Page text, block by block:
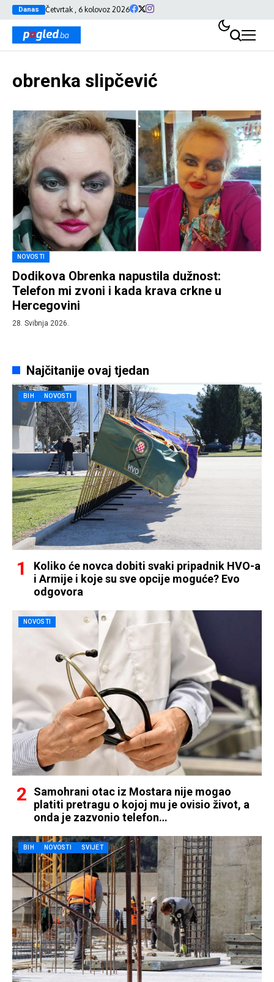
Danas Četvrtak , 6 kolovoz 2026
obrenka slipčević
NOVOSTI
Dodikova Obrenka napustila dužnost:
Telefon mi zvoni i kada krava crkne u
Hercegovini
28. Svibnja 2026.
Najčitanije ovaj tjedan
BIH NOVOSTI
Koliko će novca dobiti svaki pripadnik HVO-a
i Armije i koje su sve opcije moguće? Evo
odgovora
NOVOSTI
Samohrani otac iz Mostara nije mogao
platiti pretragu o kojoj mu je ovisio život, a
onda je zazvonio telefon…
BIH NOVOSTI SVIJET